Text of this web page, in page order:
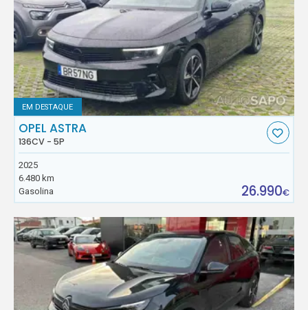
EM DESTAQUE
OPEL ASTRA
136CV - 5P
2025
6.480 km
Gasolina
26.990€